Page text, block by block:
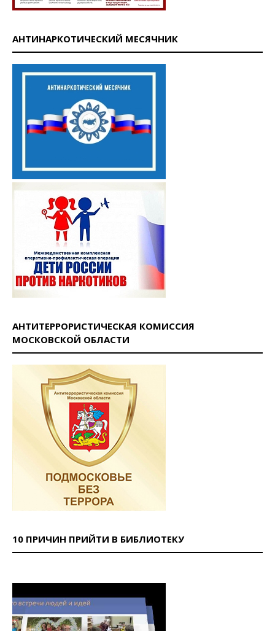
АНТИНАРКОТИЧЕСКИЙ МЕСЯЧНИК
АНТИТЕРРОРИСТИЧЕСКАЯ КОМИССИЯ
МОСКОВСКОЙ ОБЛАСТИ
10 ПРИЧИН ПРИЙТИ В БИБЛИОТЕКУ